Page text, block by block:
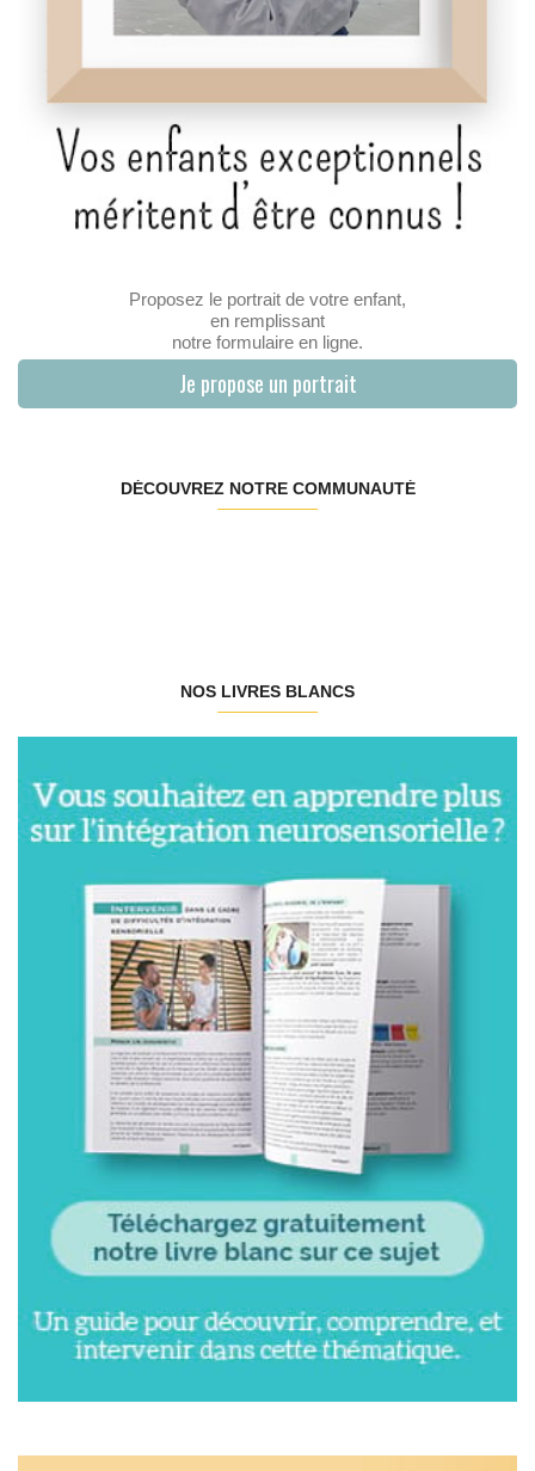
Proposez le portrait de votre enfant,
en remplissant
notre formulaire en ligne.
Je propose un portrait
DÉCOUVREZ NOTRE COMMUNAUTÉ
NOS LIVRES BLANCS